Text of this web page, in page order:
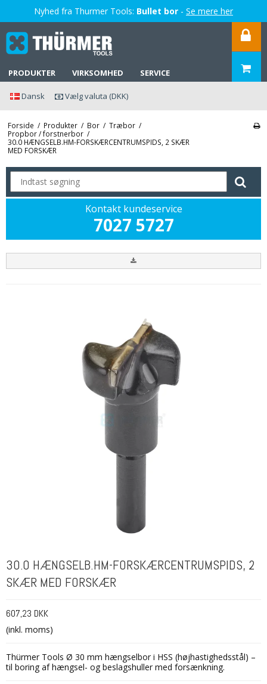
Nyhed fra Thurmer Tools: Bullet bor - Se mere her
SERVICE
VIRKSOMHED
PRODUKTER
Dansk Vælg valuta (DKK)
Forside / Produkter / Bor / Træbor /
Propbor / forstnerbor /
30.0 HÆNGSELB.HM-FORSKÆRCENTRUMSPIDS, 2 SKÆR
MED FORSKÆR
Kontakt kundeservice
7027 5727
30.0 HÆNGSELB.HM-FORSKÆRCENTRUMSPIDS, 2
SKÆR MED FORSKÆR
607,23 DKK
(inkl. moms)
Thürmer Tools Ø 30 mm hængselbor i HSS (højhastighedsstål) –
til boring af hængsel- og beslagshuller med forsænkning.